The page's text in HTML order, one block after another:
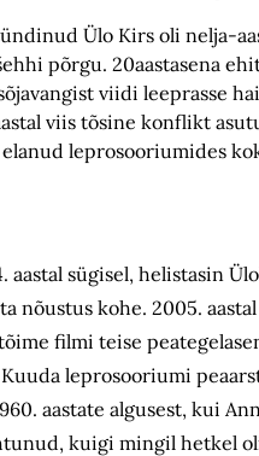
Ülo Kirs oli nelja-
põrgu. 20aastasena
viidi leeprasse
viis tõsine konflikt
leprosooriumides
aastal sügisel, helistasin
nõustus kohe. 2005.
filmi teise
leprosooriumi
aastate algusest, kui
kuigi mingil hetkel